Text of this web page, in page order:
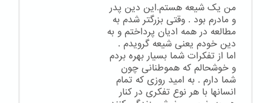
من یک شیعه هستم.این دین پدر
و مادرم بود . وقتی بزرگتر شدم به
مطالعه در همه ادیان پرداختم و به
دین خودم یعنی شیعه گرویدم .
اما از تفکرات شما بسیار بهره بردم
و خوشحالم که هموطنانی چون
شما دارم . به امید روزی که تمام
انسانها با هر نوع تفکری در کنار